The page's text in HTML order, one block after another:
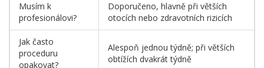
Musím k
profesionálovi?
Doporučeno, hlavně při větších
otocích nebo zdravotních rizicích
Jak často
proceduru
opakovat?
Alespoň jednou týdně; při větších
obtížích dvakrát týdně